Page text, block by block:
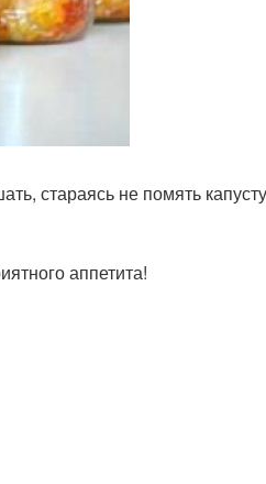
стараясь не помять
аппетита!